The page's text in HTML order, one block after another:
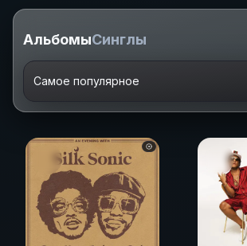
АльбомыСинглы
Самое популярное